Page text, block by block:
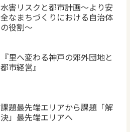
水害リスクと都市計画～より安
全なまちづくりにおける自治体
の役割～
『里へ変わる神戸の郊外団地と
都市経営』
課題最先端エリアから課題「解
決」最先端エリアへ